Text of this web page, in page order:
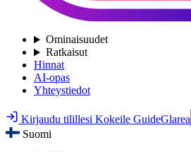
Ominaisuudet
Ratkaisut
Hinnat
AI-opas
Yhteystiedot
Kirjaudu tilillesi Kokeile GuideGlarea
Suomi